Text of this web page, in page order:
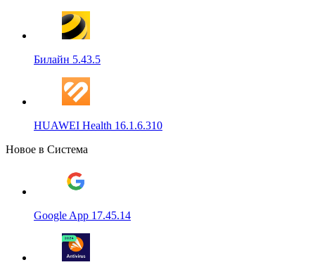
Билайн 5.43.5
HUAWEI Health 16.1.6.310
Новое в Система
Google App 17.45.14